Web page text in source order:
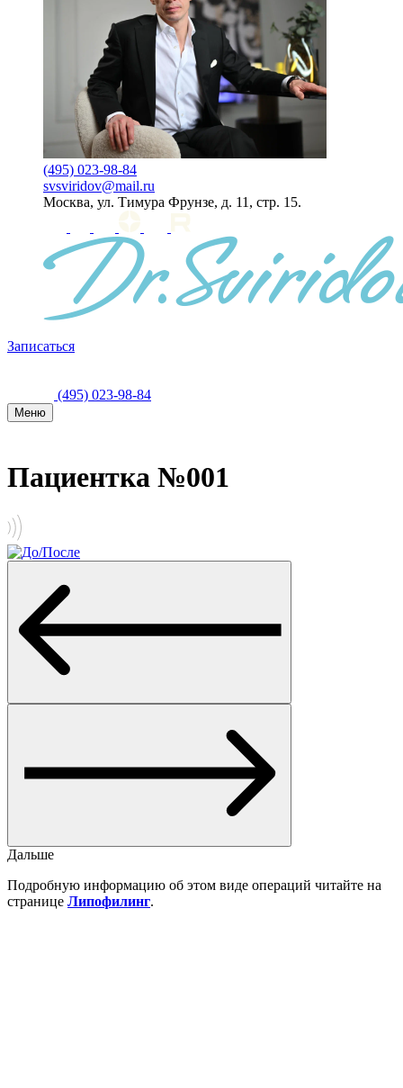
(495) 023-98-84
svsviridov@mail.ru
Москва, ул. Тимура Фрунзе, д. 11, стр. 15.
Записаться
(495) 023-98-84
Меню
Пациентка №001
Дальше
Подробную информацию об этом виде операций читайте на
странице Липофилинг.